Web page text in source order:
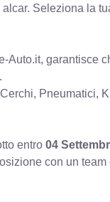
Seleziona la
garantisce
Pneumatici,
entro04
con un